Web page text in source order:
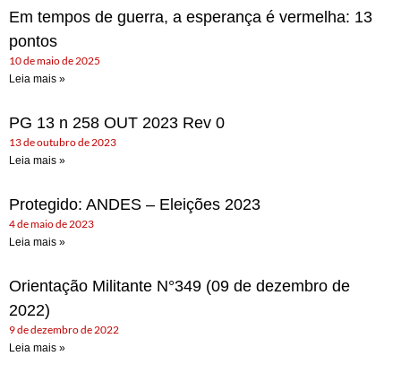
Em tempos de guerra, a esperança é vermelha: 13
pontos
10 de maio de 2025
Leia mais »
PG 13 n 258 OUT 2023 Rev 0
13 de outubro de 2023
Leia mais »
Protegido: ANDES – Eleições 2023
4 de maio de 2023
Leia mais »
Orientação Militante N°349 (09 de dezembro de
2022)
9 de dezembro de 2022
Leia mais »